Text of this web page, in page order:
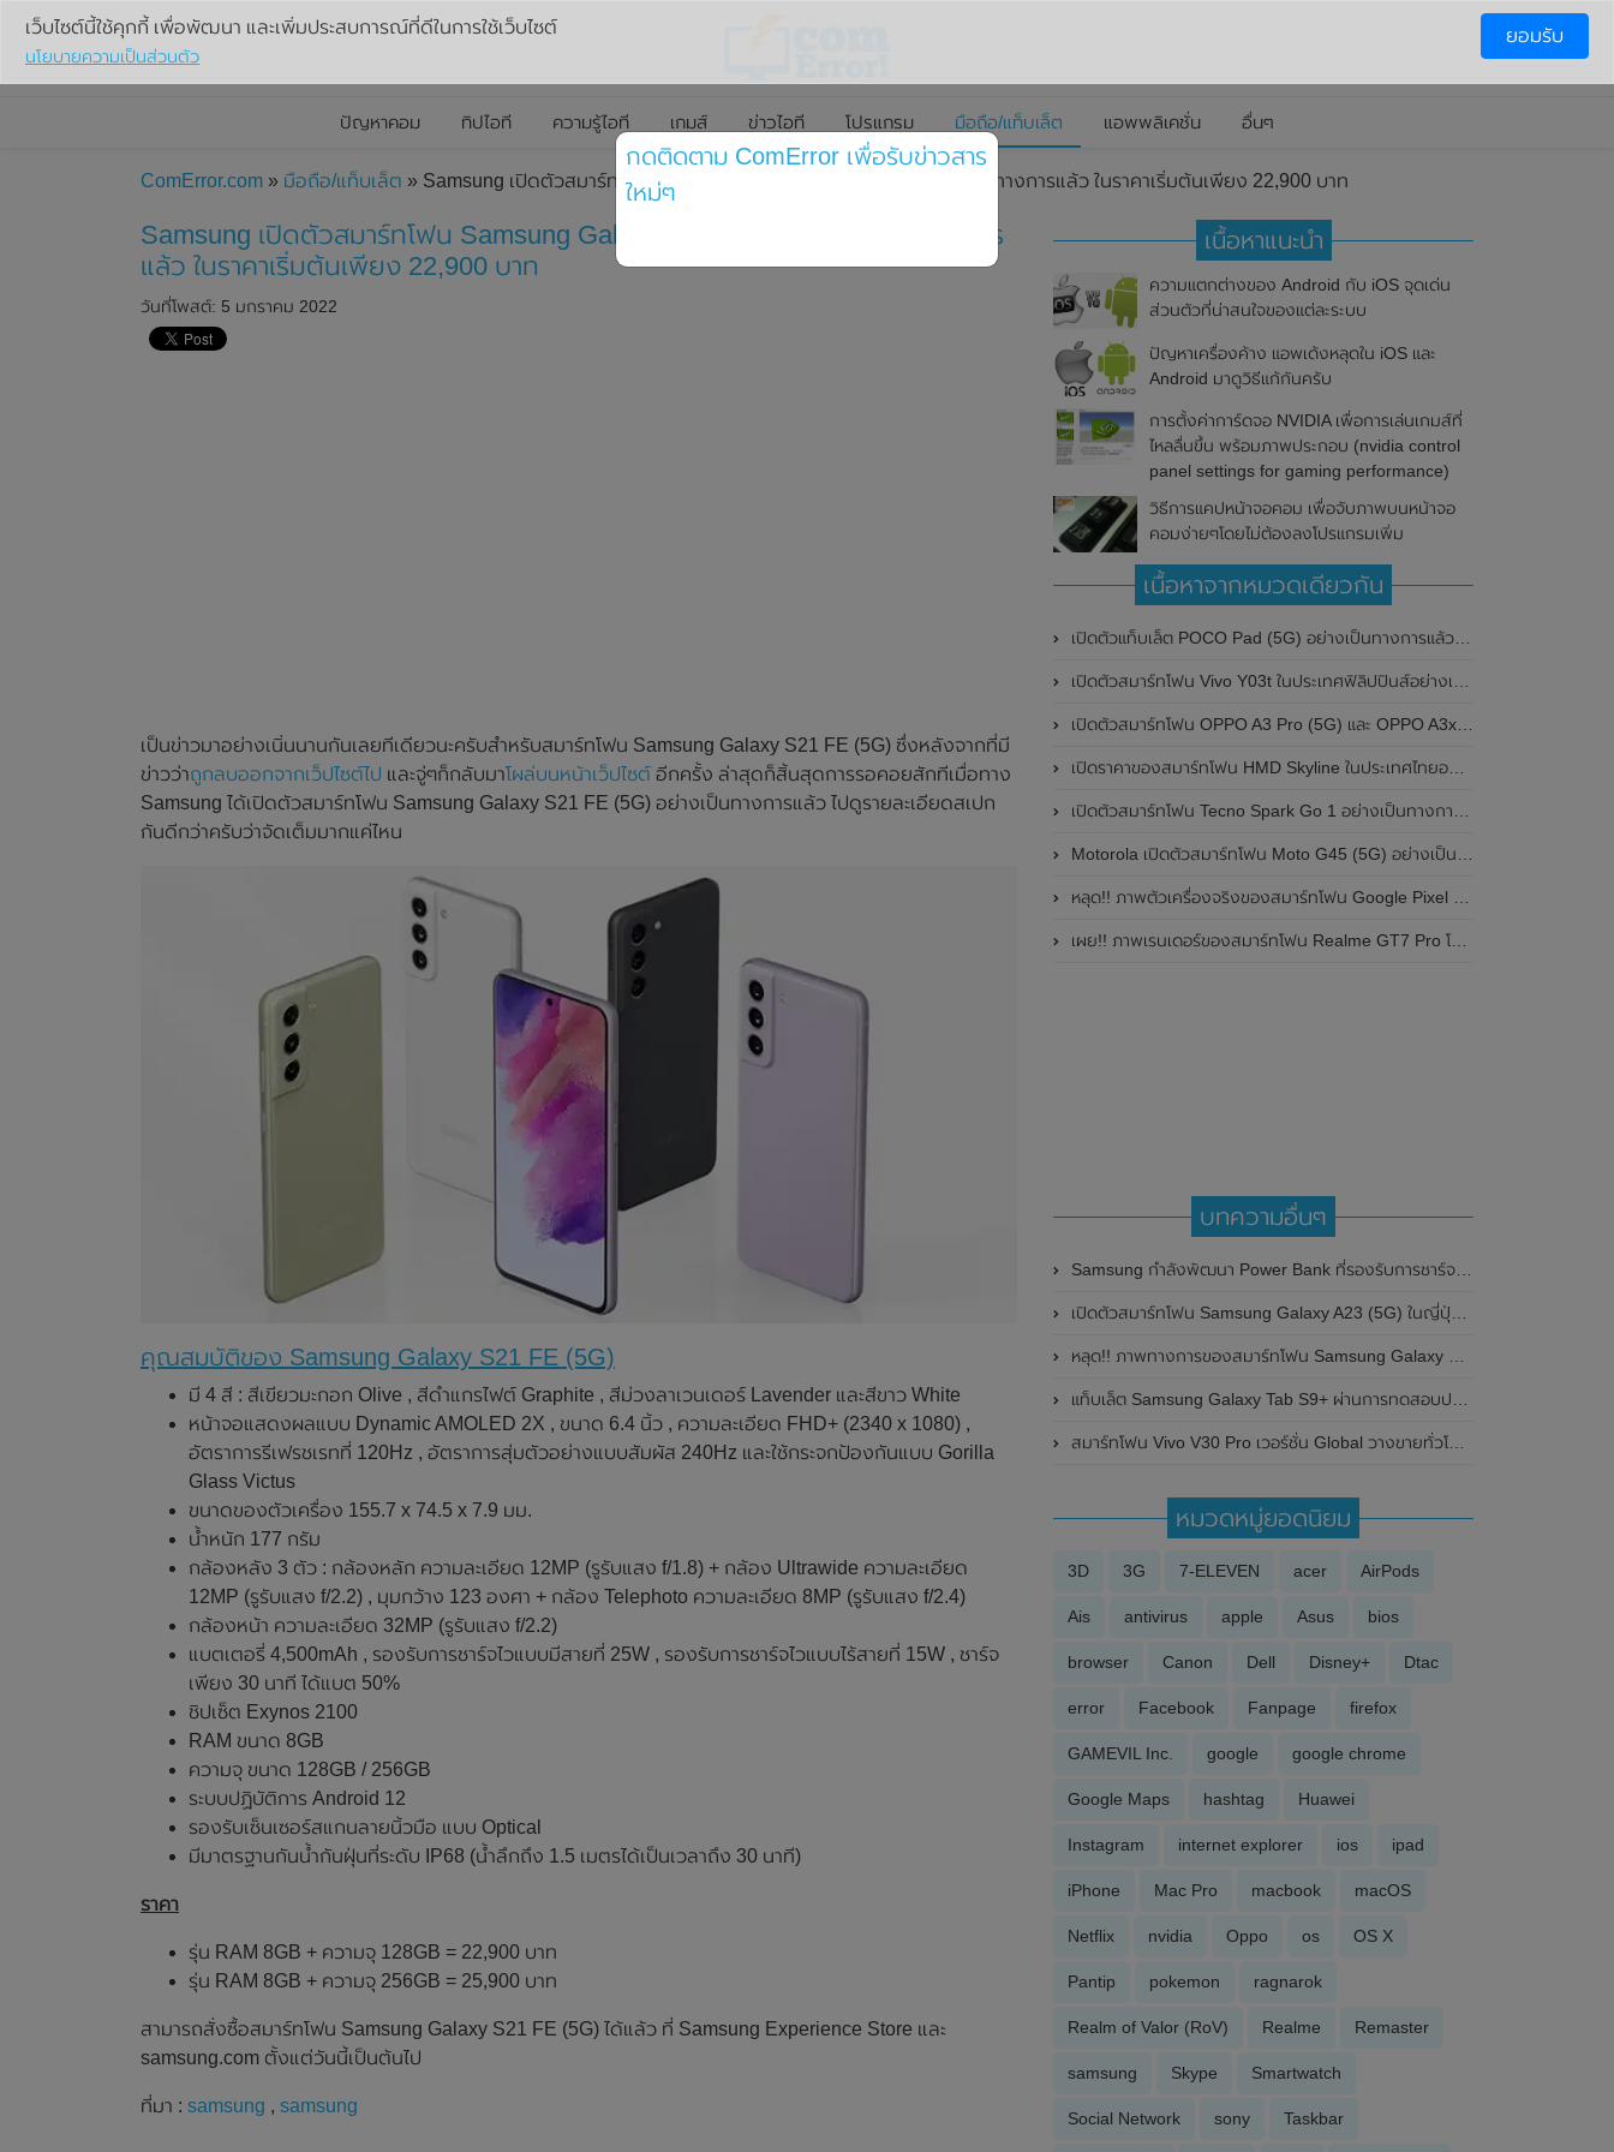
ปัญหาคอม ทิปไอที ความรู้ไอที เกมส์ ข่าวไอที โปรแกรม มือถือ/แท็บเล็ต แอพพลิเคชั่น อื่นๆ
ComError.com » มือถือ/แท็บเล็ต » Samsung เปิดตัวสมาร์ทโฟน Samsung Galaxy S21 FE (5G) อย่างเป็นทางการแล้ว ในราคาเริ่มต้นเพียง 22,900 บาท
Samsung เปิดตัวสมาร์ทโฟน Samsung Galaxy S21 FE (5G) อย่างเป็นทางการ
แล้ว ในราคาเริ่มต้นเพียง 22,900 บาท
วันที่โพสต์: 5 มกราคม 2022
เป็นข่าวมาอย่างเนิ่นนานกันเลยทีเดียวนะครับสำหรับสมาร์ทโฟน Samsung Galaxy S21 FE (5G) ซึ่งหลังจากที่มี
ข่าวว่าถูกลบออกจากเว็ปไซต์ไป และจู่ๆก็กลับมาโผล่บนหน้าเว็ปไซต์ อีกครั้ง ล่าสุดก็สิ้นสุดการรอคอยสักทีเมื่อทาง
Samsung ได้เปิดตัวสมาร์ทโฟน Samsung Galaxy S21 FE (5G) อย่างเป็นทางการแล้ว ไปดูรายละเอียดสเปก
กันดีกว่าครับว่าจัดเต็มมากแค่ไหน
คุณสมบัติของ Samsung Galaxy S21 FE (5G)
มี 4 สี : สีเขียวมะกอก Olive , สีดำแกรไฟต์ Graphite , สีม่วงลาเวนเดอร์ Lavender และสีขาว White
หน้าจอแสดงผลแบบ Dynamic AMOLED 2X , ขนาด 6.4 นิ้ว , ความละเอียด FHD+ (2340 x 1080) ,
อัตราการรีเฟรชเรทที่ 120Hz , อัตราการสุ่มตัวอย่างแบบสัมผัส 240Hz และใช้กระจกป้องกันแบบ Gorilla
Glass Victus
ขนาดของตัวเครื่อง 155.7 x 74.5 x 7.9 มม.
น้ำหนัก 177 กรัม
กล้องหลัง 3 ตัว : กล้องหลัก ความละเอียด 12MP (รูรับแสง f/1.8) + กล้อง Ultrawide ความละเอียด
12MP (รูรับแสง f/2.2) , มุมกว้าง 123 องศา + กล้อง Telephoto ความละเอียด 8MP (รูรับแสง f/2.4)
กล้องหน้า ความละเอียด 32MP (รูรับแสง f/2.2)
แบตเตอรี่ 4,500mAh , รองรับการชาร์จไวแบบมีสายที่ 25W , รองรับการชาร์จไวแบบไร้สายที่ 15W , ชาร์จ
เพียง 30 นาที ได้แบต 50%
ชิปเซ็ต Exynos 2100
RAM ขนาด 8GB
ความจุ ขนาด 128GB / 256GB
ระบบปฏิบัติการ Android 12
รองรับเซ็นเซอร์สแกนลายนิ้วมือ แบบ Optical
มีมาตรฐานกันน้ำกันฝุ่นที่ระดับ IP68 (น้ำลึกถึง 1.5 เมตรได้เป็นเวลาถึง 30 นาที)
ราคา
รุ่น RAM 8GB + ความจุ 128GB = 22,900 บาท
รุ่น RAM 8GB + ความจุ 256GB = 25,900 บาท
สามารถสั่งซื้อสมาร์ทโฟน Samsung Galaxy S21 FE (5G) ได้แล้ว ที่ Samsung Experience Store และ
samsung.com ตั้งแต่วันนี้เป็นต้นไป
ที่มา : samsung , samsung
เนื้อหาแนะนำ
ความแตกต่างของ Android กับ iOS จุดเด่น
ส่วนตัวที่น่าสนใจของแต่ละระบบ
ปัญหาเครื่องค้าง แอพเด้งหลุดใน iOS และ
Android มาดูวิธีแก้กันครับ
การตั้งค่าการ์ดจอ NVIDIA เพื่อการเล่นเกมส์ที่
ไหลลื่นขึ้น พร้อมภาพประกอบ (nvidia control
panel settings for gaming performance)
วิธีการแคปหน้าจอคอม เพื่อจับภาพบนหน้าจอ
คอมง่ายๆโดยไม่ต้องลงโปรแกรมเพิ่ม
เนื้อหาจากหมวดเดียวกัน
เปิดตัวแท็บเล็ต POCO Pad (5G) อย่างเป็นทางการแล้วในประเทศอินเดีย มาพร้อมชิปเซ็ต Snapdragon 7s Gen 2 ของ Qualcomm และรองรับเครือข่าย 5G
เปิดตัวสมาร์ทโฟน Vivo Y03t ในประเทศฟิลิปปินส์อย่างเป็นทางการแล้ว มาพร้อมชิปเซ็ต Unisoc T612 , กล้องหลัง ความละเอียด 13MP , แบตเตอรี่ 5,000mAh และหน้าจอแสดงผล LCD / 90Hz
เปิดตัวสมาร์ทโฟน OPPO A3 Pro (5G) และ OPPO A3x ในประเทศไทยอย่างเป็นทางการแล้ว ในราคาเริ่มต้นเพียง 3,999 บาท
เปิดราคาของสมาร์ทโฟน HMD Skyline ในประเทศไทยอย่างเป็นทางการแล้ว ราคา 14,990 บาท
เปิดตัวสมาร์ทโฟน Tecno Spark Go 1 อย่างเป็นทางการแล้ว มาพร้อมหน้าจอแสดงผล LCD / 120Hz , แบตเตอรี่ 5,000mAh และใช้ชิปเซ็ต Unisoc
Motorola เปิดตัวสมาร์ทโฟน Moto G45 (5G) อย่างเป็นทางการแล้วในอินเดีย
หลุด!! ภาพตัวเครื่องจริงของสมาร์ทโฟน Google Pixel 9a โชว์ดีไซน์ใหม่ กล้องหลังแบนราบ ไม่มีกรอบของกล้องแล้ว
เผย!! ภาพเรนเดอร์ของสมาร์ทโฟน Realme GT7 Pro โชว์ให้เห็นดีไซน์ใหม่ พร้อมเผยรายละเอียดสเปกที่สำคัญบางส่วน
บทความอื่นๆ
Samsung กำลังพัฒนา Power Bank ที่รองรับการชาร์จไร้สายที่ 15W และรองรับ Fast Charge 25W
เปิดตัวสมาร์ทโฟน Samsung Galaxy A23 (5G) ในญี่ปุ่น มาพร้อมดีไซน์ใหม่ ขนาดกะทัดรัด ด้วยหน้าจอ LCD ขนาด 5.8 นิ้ว และกันน้ำที่ระดับ IP68
หลุด!! ภาพทางการของสมาร์ทโฟน Samsung Galaxy S24 Series พร้อมสเปกหลักแบบจัดเต็ม
แท็บเล็ต Samsung Galaxy Tab S9+ ผ่านการทดสอบประสิทธิภาพบน Geekbench แล้ว มาพร้อมชิปเซ็ต Qualcomm Snapdragon 8 Gen 2 คาดเปิดตัวในเร็วๆนี้
สมาร์ทโฟน Vivo V30 Pro เวอร์ชั่น Global วางขายทั่วโลก ผ่านการทดสอบประสิทธิภาพบน Geekbench แล้ว มาพร้อมชิปเซ็ต MediaTek Dimensity 8200 และ RAM 12GB ลุ้นเปิดตัวในเร็วๆนี้
หมวดหมู่ยอดนิยม
3D 3G 7-ELEVEN acer AirPods
Ais antivirus apple Asus bios
browser Canon Dell Disney+ Dtac
error Facebook Fanpage firefox
GAMEVIL Inc. google google chrome
Google Maps hashtag Huawei
Instagram internet explorer ios ipad
iPhone Mac Pro macbook macOS
Netflix nvidia Oppo os OS X
Pantip pokemon ragnarok
Realm of Valor (RoV) Realme Remaster
samsung Skype Smartwatch
Social Network sony Taskbar
เว็บไซต์นี้ใช้คุกกี้ เพื่อพัฒนา และเพิ่มประสบการณ์ที่ดีในการใช้เว็บไซต์
นโยบายความเป็นส่วนตัว
ยอมรับ
กดติดตาม ComError เพื่อรับข่าวสาร
ใหม่ๆ